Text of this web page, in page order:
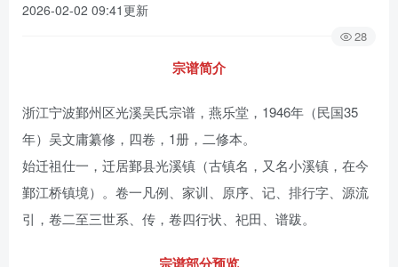
2026-02-02 09:41更新
28
宗谱简介
浙江宁波鄞州区光溪吴氏宗谱，燕乐堂，1946年（民国35
年）吴文庸纂修，四卷，1册，二修本。
始迁祖仕一，迁居鄞县光溪镇（古镇名，又名小溪镇，在今
鄞江桥镇境）。卷一凡例、家训、原序、记、排行字、源流
引，卷二至三世系、传，卷四行状、祀田、谱跋。